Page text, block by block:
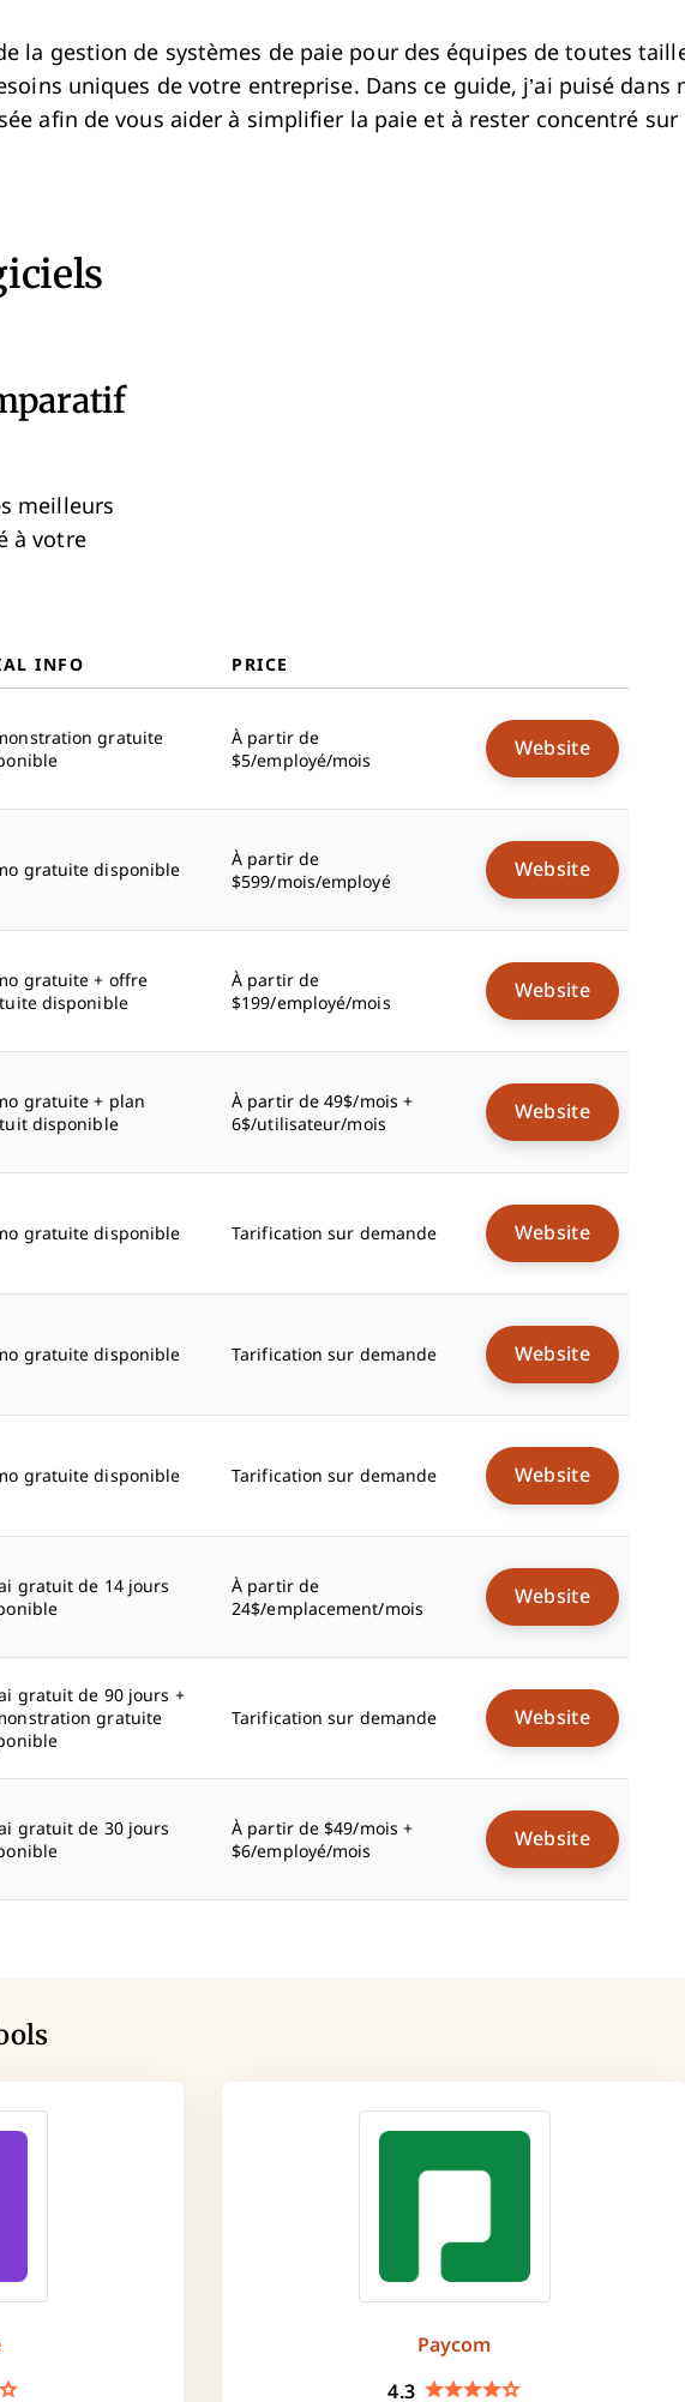
la gestion de systèmes de paie pour des équipes de toutes
uniques de votre entreprise. Dans ce guide, j’ai puisé dans
afin de vous aider à simplifier la paie et à rester concentré sur
meilleurs
à votre
INFO PRICE
gratuite
À partir de
$5/employé/mois
Website
gratuite disponible
À partir de
$599/mois/employé
Website
gratuite + offre
disponible
À partir de
$199/employé/mois
Website
gratuite + plan
disponible
À partir de 49$/mois +
6$/utilisateur/mois
Website
gratuite disponible Tarification sur demande Website
gratuite disponible Tarification sur demande Website
gratuite disponible Tarification sur demande Website
gratuit de 14 jours
À partir de
24$/emplacement/mois
Website
gratuit de 90 jours +
gratuite
Tarification sur demande Website
gratuit de 30 jours
À partir de $49/mois +
$6/employé/mois
Website
Paycom
4.3